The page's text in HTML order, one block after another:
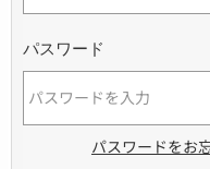
パスワード
パスワードをお